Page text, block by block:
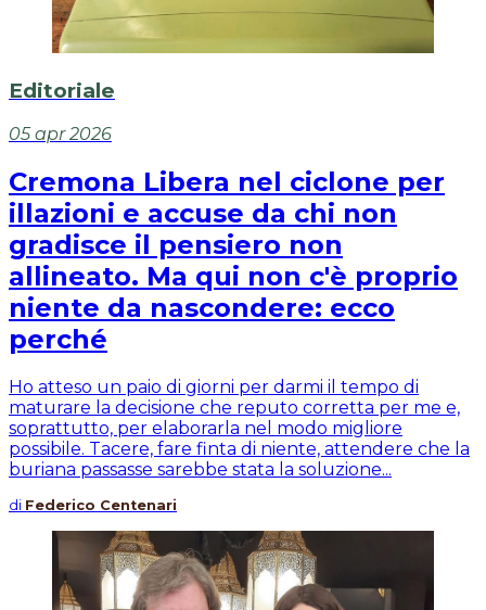
Editoriale
05 apr 2026
Cremona Libera nel ciclone per
illazioni e accuse da chi non
gradisce il pensiero non
allineato. Ma qui non c'è proprio
niente da nascondere: ecco
perché
Ho atteso un paio di giorni per darmi il tempo di
maturare la decisione che reputo corretta per me e,
soprattutto, per elaborarla nel modo migliore
possibile. Tacere, fare finta di niente, attendere che la
buriana passasse sarebbe stata la soluzione...
di Federico Centenari